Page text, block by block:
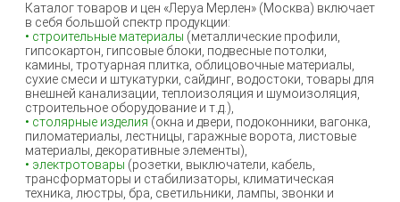
Каталог товаров и цен «Леруа Мерлен» (Москва) включает
в себя большой спектр продукции:
• строительные материалы (металлические профили,
гипсокартон, гипсовые блоки, подвесные потолки,
камины, тротуарная плитка, облицовочные материалы,
сухие смеси и штукатурки, сайдинг, водостоки, товары для
внешней канализации, теплоизоляция и шумоизоляция,
строительное оборудование и т.д.),
• столярные изделия (окна и двери, подоконники, вагонка,
пиломатериалы, лестницы, гаражные ворота, листовые
материалы, декоративные элементы),
• электротовары (розетки, выключатели, кабель,
трансформаторы и стабилизаторы, климатическая
техника, люстры, бра, светильники, лампы, звонки и